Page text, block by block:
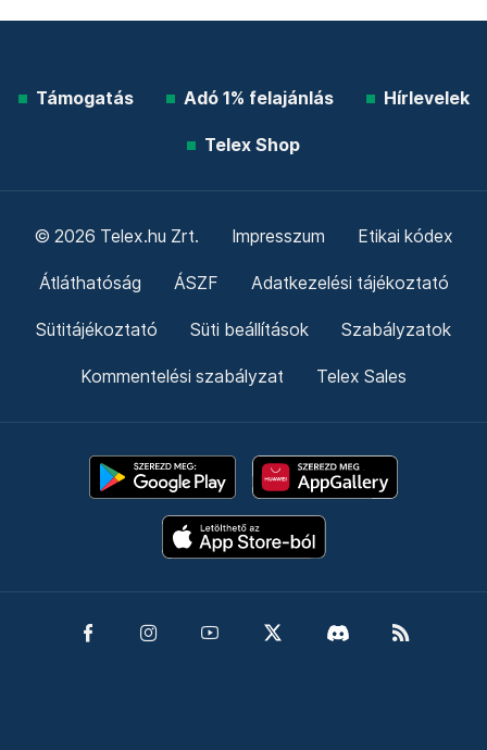
Támogatás Adó 1% felajánlás Hírlevelek
Telex Shop
© 2026 Telex.hu Zrt. Impresszum Etikai kódex
Átláthatóság ÁSZF Adatkezelési tájékoztató
Sütitájékoztató Süti beállítások Szabályzatok
Kommentelési szabályzat Telex Sales